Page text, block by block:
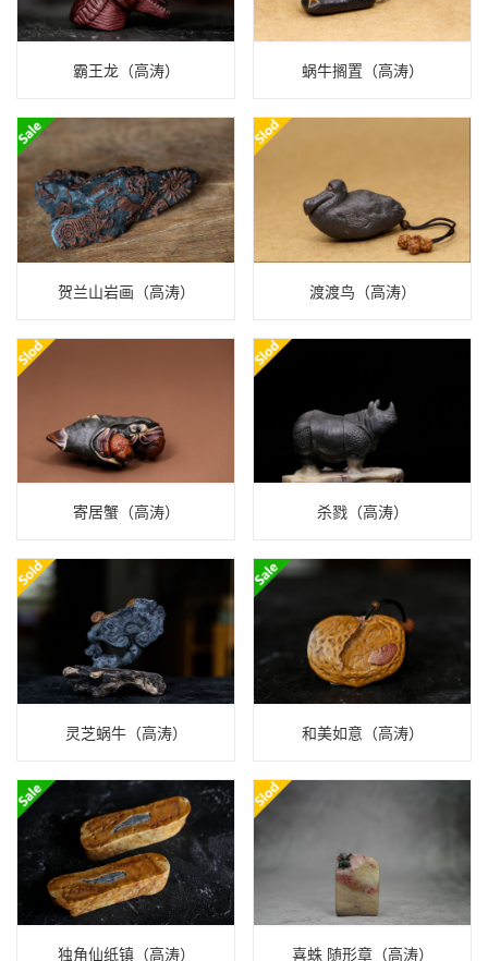
霸王龙（高涛） 蜗牛搁置（高涛）
贺兰山岩画（高涛） 渡渡鸟（高涛）
寄居蟹（高涛） 杀戮（高涛）
灵芝蜗牛（高涛） 和美如意（高涛）
独角仙纸镇（高涛） 喜蛛 随形章（高涛）